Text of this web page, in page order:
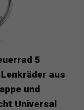
5
aus
und
Universal